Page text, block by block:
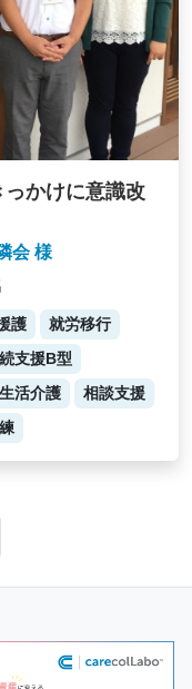
かけに意識改
会 様
護
就労移行
支援B型
生活介護
相談支援